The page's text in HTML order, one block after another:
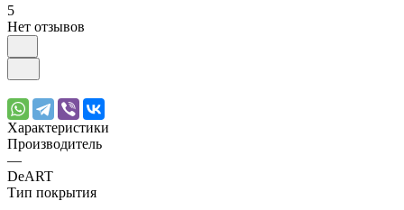
5
Нет отзывов
Характеристики
Производитель
—
DeART
Тип покрытия